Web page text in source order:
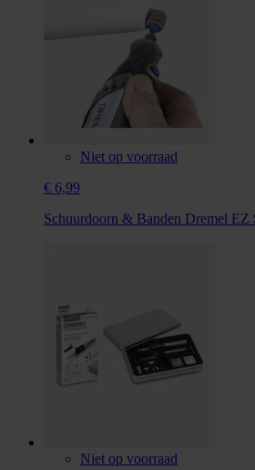
Niet op voorraad
€ 6,99
Schuurdoorn & Banden Dremel EZ
Niet op voorraad